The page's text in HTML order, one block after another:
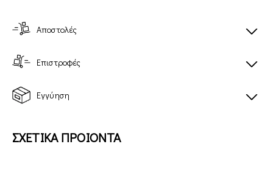
Αποστολές
Επιστροφές
Εγγύηση
ΣΧΕΤΙΚΑ ΠΡΟΙΟΝΤΑ